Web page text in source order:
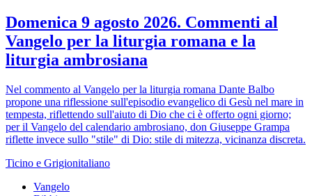
Domenica 9 agosto 2026. Commenti al
Vangelo per la liturgia romana e la
liturgia ambrosiana
Nel commento al Vangelo per la liturgia romana Dante Balbo
propone una riflessione sull'episodio evangelico di Gesù nel mare in
tempesta, riflettendo sull'aiuto di Dio che ci è offerto ogni giorno;
per il Vangelo del calendario ambrosiano, don Giuseppe Grampa
riflette invece sullo "stile" di Dio: stile di mitezza, vicinanza discreta.
Ticino e Grigionitaliano
Vangelo